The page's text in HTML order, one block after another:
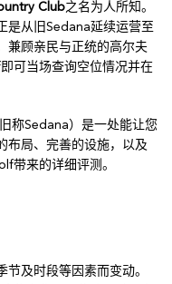
Club之名为人所知。
是从旧Sedana延续运营至
兼顾亲民与正统的高尔夫
可当场查询空位情况并在
称Sedana）是一处能让您
布局、完善的设施，以及
带来的详细评测。
及时段等因素而变动。